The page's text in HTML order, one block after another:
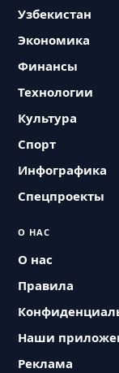
Узбекистан
Экономика
Финансы
Технологии
Культура
Спорт
Инфографика
Спецпроекты
О НАС
О нас
Правила
Наши
Реклама